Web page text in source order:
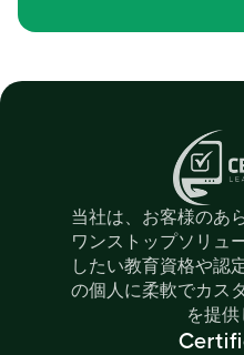
当社は、お客様のあ
ワンストップソリュ
したい教育資格や認
の個人に柔軟でカス
を提供